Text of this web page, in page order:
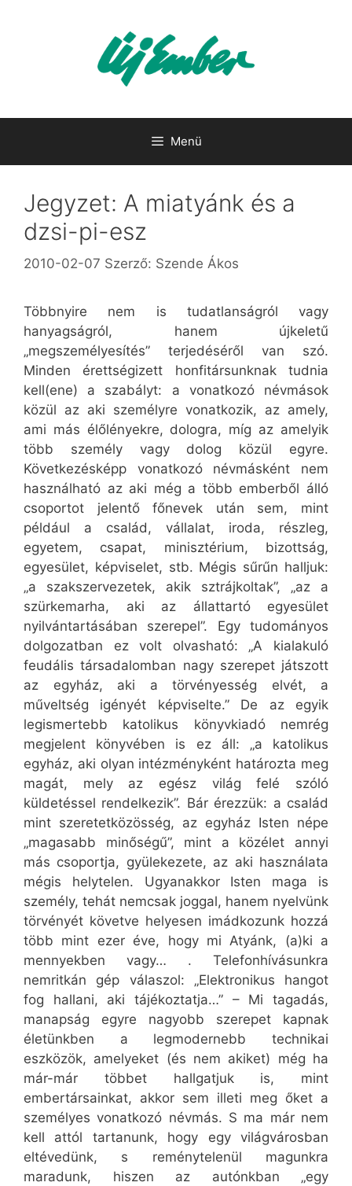
Menü
Jegyzet: A miatyánk és a
dzsi-pi-esz
2010-02-07 Szerző: Szende Ákos
Többnyire nem is tudatlanságról vagy
hanyagságról, hanem újkeletű
„megszemélyesítés” terjedéséről van szó.
Minden érettségizett honfitársunknak tudnia
kell(ene) a szabályt: a vonatkozó névmások
közül az aki személyre vonatkozik, az amely,
ami más élőlényekre, dologra, míg az amelyik
több személy vagy dolog közül egyre.
Következésképp vonatkozó névmásként nem
használható az aki még a több emberből álló
csoportot jelentő főnevek után sem, mint
például a család, vállalat, iroda, részleg,
egyetem, csapat, minisztérium, bizottság,
egyesület, képviselet, stb. Mégis sűrűn halljuk:
„a szakszervezetek, akik sztrájkoltak”, „az a
szürkemarha, aki az állattartó egyesület
nyilvántartásában szerepel”. Egy tudományos
dolgozatban ez volt olvasható: „A kialakuló
feudális társadalomban nagy szerepet játszott
az egyház, aki a törvényesség elvét, a
műveltség igényét képviselte.” De az egyik
legismertebb katolikus könyvkiadó nemrég
megjelent könyvében is ez áll: „a katolikus
egyház, aki olyan intézményként határozta meg
magát, mely az egész világ felé szóló
küldetéssel rendelkezik”. Bár érezzük: a család
mint szeretetközösség, az egyház Isten népe
„magasabb minőségű”, mint a közélet annyi
más csoportja, gyülekezete, az aki használata
mégis helytelen. Ugyanakkor Isten maga is
személy, tehát nemcsak joggal, hanem nyelvünk
törvényét követve helyesen imádkozunk hozzá
több mint ezer éve, hogy mi Atyánk, (a)ki a
mennyekben vagy… . Telefonhívásunkra
nemritkán gép válaszol: „Elektronikus hangot
fog hallani, aki tájékoztatja…” – Mi tagadás,
manapság egyre nagyobb szerepet kapnak
életünkben a legmodernebb technikai
eszközök, amelyeket (és nem akiket) még ha
már-már többet hallgatjuk is, mint
embertársainkat, akkor sem illeti meg őket a
személyes vonatkozó névmás. S ma már nem
kell attól tartanunk, hogy egy világvárosban
eltévedünk, s reménytelenül magunkra
maradunk, hiszen az autónkban „egy